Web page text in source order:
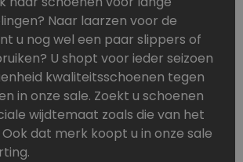
Naar laarzen voor de
u nog wel een paar slippers of
U shopt voor ieder seizoen
kwaliteitsschoenen tegen
in onze sale. Zoekt u schoenen
wijdtemaat zoals die van het
dat merk koopt u in onze sale